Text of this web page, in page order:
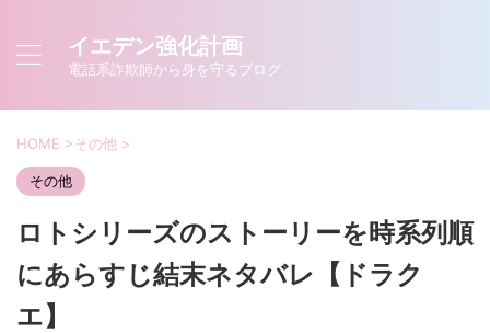
イエデン強化計画
電話系詐欺師から身を守るブログ
HOME >その他 >
その他
ロトシリーズのストーリーを時系列順
にあらすじ結末ネタバレ【ドラク
エ】